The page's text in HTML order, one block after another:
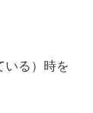
いる）時を